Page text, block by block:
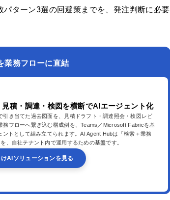
ターン3選の回避策までを、発注判断に必要
業務フローに直結
見積・調達・検図を横断でAIエージェント化
引き当てた過去図面を、見積ドラフト・調達照会・検図レビ
務フローへ繋ぎ込む構成例を、Teams／Microsoft Fabricを基
ントとして組み立てられます。AI Agent Hubは「検索＋業務
、自社テナント内で運用するための基盤です。
AIソリューションを見る